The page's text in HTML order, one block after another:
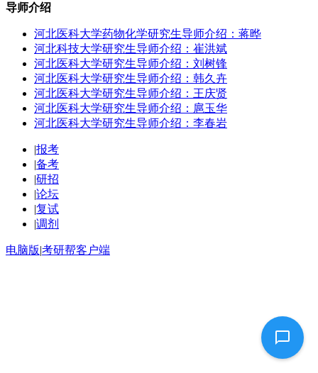
导师介绍
河北医科大学药物化学研究生导师介绍：蒋晔
河北科技大学研究生导师介绍：崔洪斌
河北医科大学研究生导师介绍：刘树锋
河北医科大学研究生导师介绍：韩久卉
河北医科大学研究生导师介绍：王庆贤
河北医科大学研究生导师介绍：扈玉华
河北医科大学研究生导师介绍：李春岩
|报考
|备考
|研招
|论坛
|复试
|调剂
电脑版|考研帮客户端